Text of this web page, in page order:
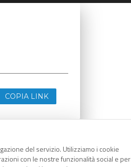
del servizio. Utilizziamo i cookie
con le nostre funzionalità social e per
COPIA LINK